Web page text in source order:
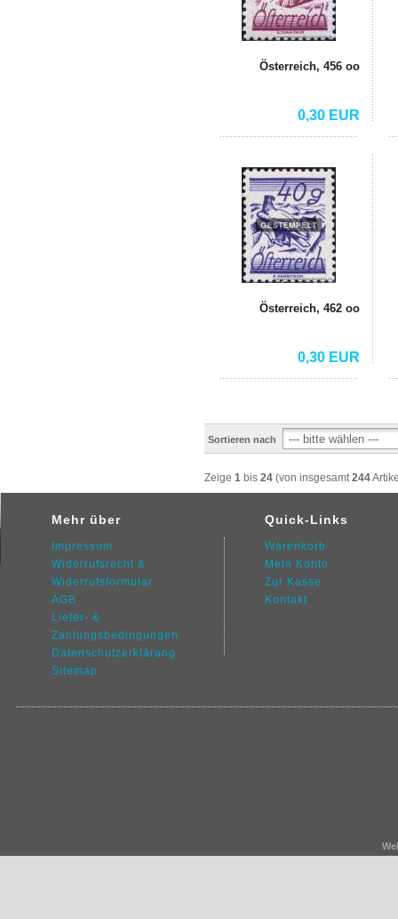
Österreich, 456 oo
0,30 EUR
Österreich, 462 oo
0,30 EUR
Sortieren nach
Zeige 1 bis 24 (von insgesamt244
Mehr über
Impressum
Widerrufsrecht &
Widerrufsformular
AGB
Liefer- &
Zahlungsbedingungen
Datenschutzerklärung
Sitemap
Quick-Links
Warenkorb
Mein Konto
Zur Kasse
Kontakt